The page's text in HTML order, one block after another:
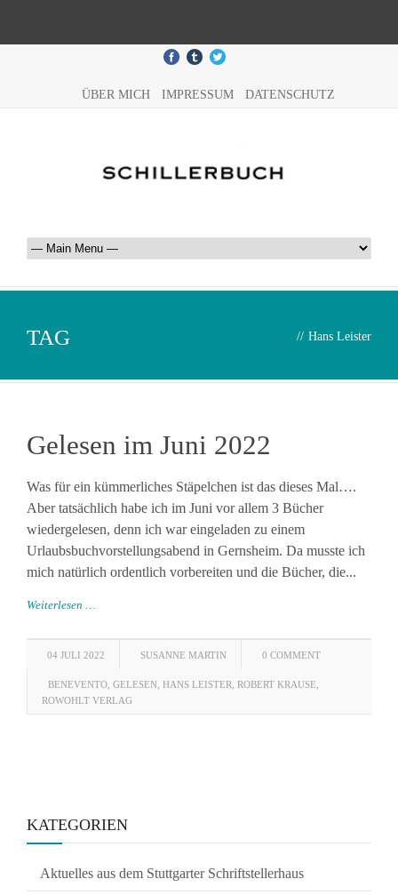
ÜBER MICH IMPRESSUM DATENSCHUTZ
TAG // Hans Leister
Gelesen im Juni 2022
Was für ein kümmerliches Stäpelchen ist das dieses Mal….
Aber tatsächlich habe ich im Juni vor allem 3 Bücher
wiedergelesen, denn ich war eingeladen zu einem
Urlaubsbuchvorstellungsabend in Gernsheim. Da musste ich
mich natürlich ordentlich vorbereiten und die Bücher, die...
Weiterlesen …
04 JULI 2022 SUSANNE MARTIN 0 COMMENT
BENEVENTO GELESEN HANS LEISTER ROBERT KRAUSE
ROWOHLT VERLAG
KATEGORIEN
Aktuelles aus dem Stuttgarter Schriftstellerhaus